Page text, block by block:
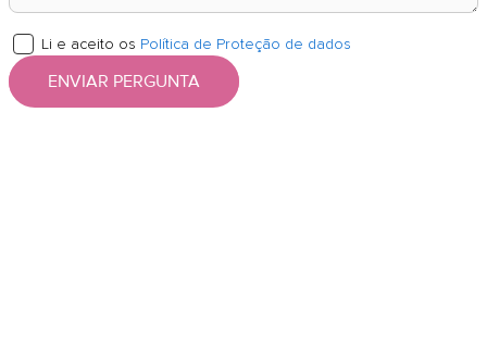
Li e aceito os Política de Proteção de dados
ENVIAR PERGUNTA